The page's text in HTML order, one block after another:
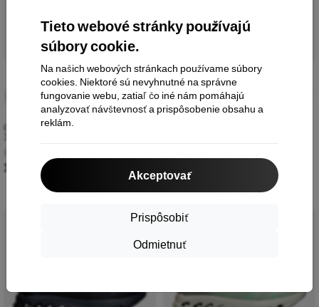
Tieto webové stránky používajú
súbory cookie.
Na našich webových stránkach používame súbory
cookies. Niektoré sú nevyhnutné na správne
fungovanie webu, zatiaľ čo iné nám pomáhajú
analyzovať návštevnosť a prispôsobenie obsahu a
reklám.
Akceptovať
Prispôsobiť
Odmietnuť
Finálny
výpredaj
3 dní
07:23:43
On Cloudflow 5 Borievka/Ľad
170,99 €
-10%
Finálny
výpredaj
Novinka
-10%